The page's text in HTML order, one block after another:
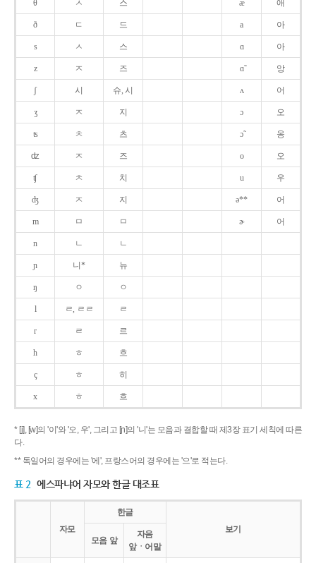
θ ㅅ 스 æ 애
ð ㄷ 드 a 아
s ㅅ 스 ɑ 아
z ㅈ 즈 ɑ̃ 앙
ʃ 시 슈, 시 ʌ 어
ʒ ㅈ 지 ɔ 오
ʦ ㅊ 츠 ɔ̃ 옹
ʣ ㅈ 즈 o 오
ʧ ㅊ 치 u 우
ʤ ㅈ 지 ə** 어
m ㅁ ㅁ ɚ 어
n ㄴ ㄴ
ɲ 니* 뉴
ŋ ㅇ ㅇ
l ㄹ, ㄹㄹ ㄹ
r ㄹ 르
h ㅎ 흐
ç ㅎ 히
x ㅎ 흐
* [j], [w]의 '이'와 '오, 우', 그리고 [ɲ]의 '니'는 모음과 결합할 때 제3장 표기 세칙에 따른
다.
** 독일어의 경우에는 '에', 프랑스어의 경우에는 '으'로 적는다.
표 2 에스파냐어 자모와 한글 대조표
자모
한글
보기
모음 앞
자음
앞ㆍ어말